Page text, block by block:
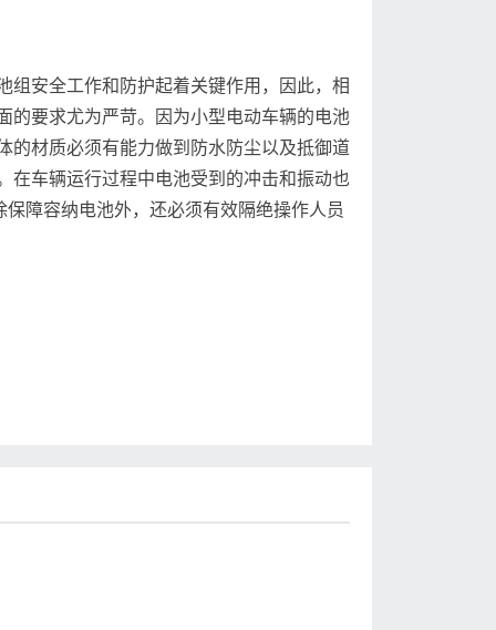
组安全工作和防护起着关键作用，因此，相
的要求尤为严苛。因为小型电动车辆的电池
的材质必须有能力做到防水防尘以及抵御道
在车辆运行过程中电池受到的冲击和振动也
障容纳电池外，还必须有效隔绝操作人员